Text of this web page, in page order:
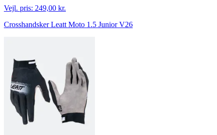
Vejl. pris: 249,00 kr.
Crosshandsker Leatt Moto 1.5 Junior V26